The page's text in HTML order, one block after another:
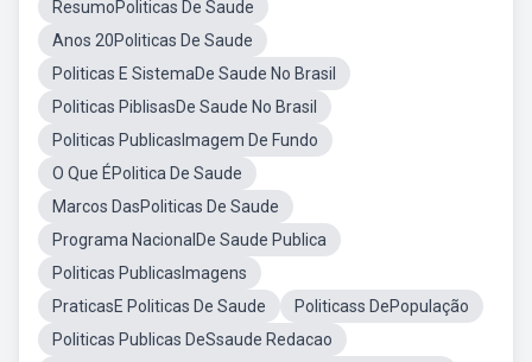
ResumoPoliticas De Saude
Anos 20Politicas De Saude
Politicas E SistemaDe Saude No Brasil
Politicas PiblisasDe Saude No Brasil
Politicas PublicasImagem De Fundo
O Que ÉPolitica De Saude
Marcos DasPoliticas De Saude
Programa NacionalDe Saude Publica
Politicas PublicasImagens
PraticasE Politicas De Saude
Politicass DePopulação
Politicas Publicas DeSsaude Redacao